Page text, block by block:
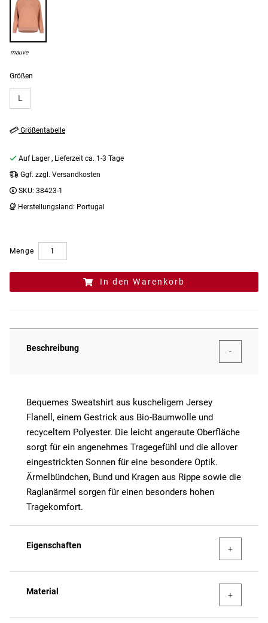
Größen
L
mauve
Größentabelle
Auf Lager , Lieferzeit ca. 1-3 Tage
Ggf. zzgl. Versandkosten
SKU: 38423-1
Herstellungsland: Portugal
Menge
In den Warenkorb
Beschreibung
Bequemes Sweatshirt aus kuscheligem Jersey
Flanell, einem Gestrick aus Bio-Baumwolle und
recyceltem Polyester. Die leicht angeraute Oberfläche
sorgt für ein angenehmes Tragegefühl und die allover
eingestrickten Sonnen für eine besondere Optik.
Ärmelbündchen, Bund und Kragen aus Rippe sowie die
Raglanärmel sorgen für einen besonders hohen
Tragekomfort.
Eigenschaften
Material